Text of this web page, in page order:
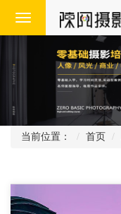
Toggle
navigation
当前位置： 首页